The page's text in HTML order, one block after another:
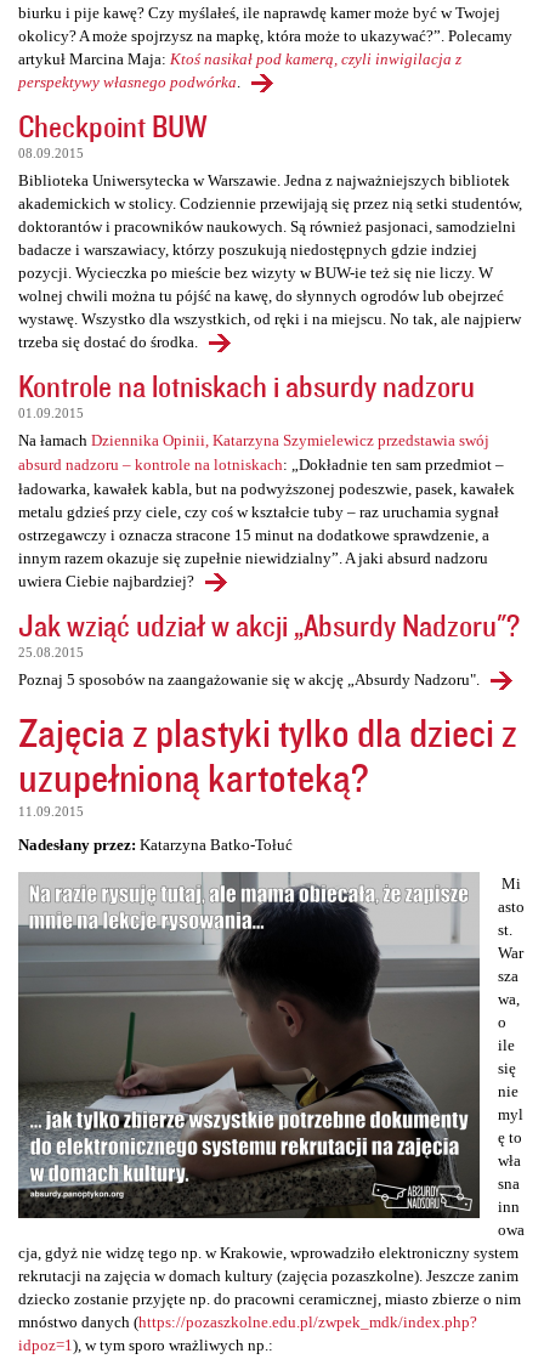
biurku i pije kawę? Czy myślałeś, ile naprawdę kamer może być w Twojej
okolicy? A może spojrzysz na mapkę, która może to ukazywać?”. Polecamy
artykuł Marcina Maja: Ktoś nasikał pod kamerą, czyli inwigilacja z
perspektywy własnego podwórka
Checkpoint BUW
08.09.2015
Biblioteka Uniwersytecka w Warszawie. Jedna z najważniejszych bibliotek
akademickich w stolicy. Codziennie przewijają się przez nią setki studentów,
doktorantów i pracowników naukowych. Są również pasjonaci, samodzielni
badacze i warszawiacy, którzy poszukują niedostępnych gdzie indziej
pozycji. Wycieczka po mieście bez wizyty w BUW-ie też się nie liczy. W
wolnej chwili można tu pójść na kawę, do słynnych ogrodów lub obejrzeć
wystawę. Wszystko dla wszystkich, od ręki i na miejscu. No tak, ale najpierw
trzeba się dostać do środka.
Kontrole na lotniskach i absurdy nadzoru
01.09.2015
Na łamach Dziennika Opinii, Katarzyna Szymielewicz przedstawia swój
absurd nadzoru – kontrole na lotniskach: „Dokładnie ten sam przedmiot –
ładowarka, kawałek kabla, but na podwyższonej podeszwie, pasek, kawałek
metalu gdzieś przy ciele, czy coś w kształcie tuby – raz uruchamia sygnał
ostrzegawczy i oznacza stracone 15 minut na dodatkowe sprawdzenie, a
innym razem okazuje się zupełnie niewidzialny”. A jaki absurd nadzoru
uwiera Ciebie najbardziej?
Jak wziąć udział w akcji „Absurdy Nadzoru"?
25.08.2015
Poznaj 5 sposobów na zaangażowanie się w akcję „Absurdy Nadzoru".
Zajęcia z plastyki tylko dla dzieci z
uzupełnioną kartoteką?
11.09.2015
Nadesłany przez: Katarzyna Batko-Tołuć
Mi
asto
st.
War
sza
wa,
o
ile
się
nie
myl
ę to
wła
sna
inn
owa
cja, gdyż nie widzę tego np. w Krakowie, wprowadziło elektroniczny system
rekrutacji na zajęcia w domach kultury (zajęcia pozaszkolne). Jeszcze zanim
dziecko zostanie przyjęte np. do pracowni ceramicznej, miasto zbierze o nim
mnóstwo danych (https://pozaszkolne.edu.pl/zwpek_mdk/index.php?
idpoz=1), w tym sporo wrażliwych np.: